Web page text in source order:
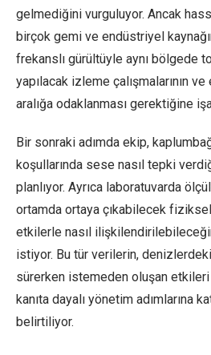
gelmediğini vurguluyor. Ancak
birçok gemi ve endüstriyel
frekanslı gürültüyle aynı bölgede
yapılacak izleme çalışmalarının
aralığa odaklanması gerektiğine
Bir sonraki adımda ekip,
koşullarında sese nasıl tepki
planlıyor. Ayrıca laboratuvarda
ortamda ortaya çıkabilecek fiziksel
etkilerle nasıl
istiyor. Bu tür verilerin,
sürerken istemeden oluşan
kanıta dayalı yönetim adımlarına
belirtiliyor.